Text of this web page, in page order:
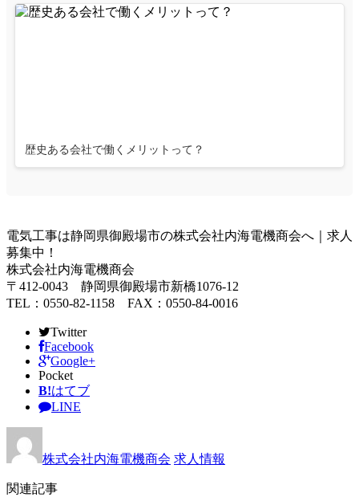
歴史ある会社で働くメリットって？
電気工事は静岡県御殿場市の株式会社内海電機商会へ｜求人
募集中！
株式会社内海電機商会
〒412-0043 静岡県御殿場市新橋1076-12
TEL：0550-82-1158 FAX：0550-84-0016
Twitter
Facebook
Google+
Pocket
B!はてブ
LINE
株式会社内海電機商会 求人情報
関連記事